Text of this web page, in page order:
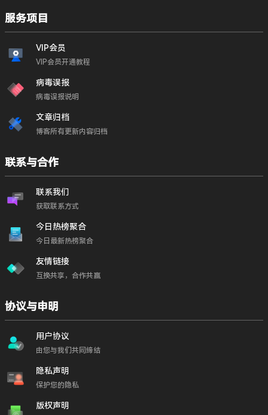
服务项目
VIP会员
VIP会员开通教程
病毒误报
病毒误报说明
文章归档
博客所有更新内容归档
联系与合作
联系我们
获取联系方式
今日热榜聚合
今日最新热榜聚合
友情链接
互换共享，合作共赢
协议与申明
用户协议
由您与我们共同缔结
隐私声明
保护您的隐私
版权声明